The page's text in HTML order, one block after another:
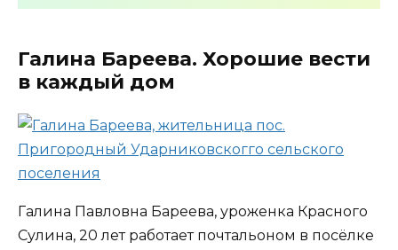
Галина Бареева. Хорошие вести
в каждый дом
Галина Павловна Бареева, уроженка Красного
Сулина, 20 лет работает почтальоном в посёлке